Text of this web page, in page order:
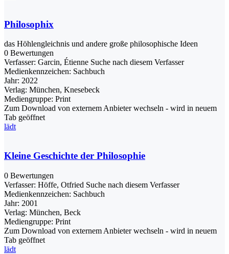
Philosophix
das Höhlengleichnis und andere große philosophische Ideen
0 Bewertungen
Verfasser: Garcin, Étienne Suche nach diesem Verfasser
Medienkennzeichen: Sachbuch
Jahr: 2022
Verlag: München, Knesebeck
Mediengruppe: Print
Zum Download von externem Anbieter wechseln - wird in neuem
Tab geöffnet
lädt
Kleine Geschichte der Philosophie
0 Bewertungen
Verfasser: Höffe, Otfried Suche nach diesem Verfasser
Medienkennzeichen: Sachbuch
Jahr: 2001
Verlag: München, Beck
Mediengruppe: Print
Zum Download von externem Anbieter wechseln - wird in neuem
Tab geöffnet
lädt